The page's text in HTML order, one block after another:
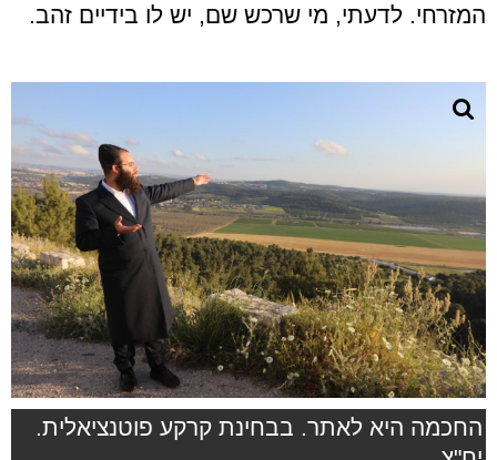
המזרחי. לדעתי, מי שרכש שם, יש לו בידיים זהב.
החכמה היא לאתר. בבחינת קרקע פוטנציאלית.